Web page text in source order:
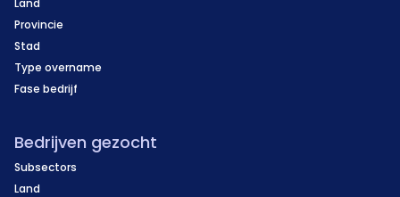
activiteiten wil uitbreiden of integreren met
bestaande verspanende activiteiten.
Land
Provincie
Stad
Type overname
Fase bedrijf
Bedrijven gezocht
Subsectors
Land